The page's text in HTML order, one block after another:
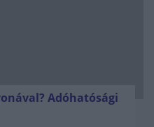
Adóhatósági